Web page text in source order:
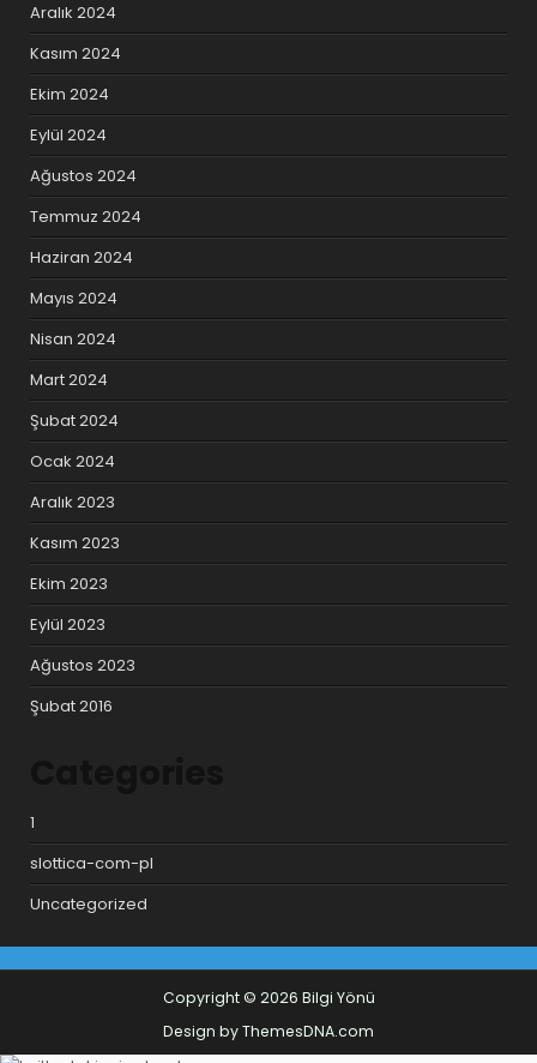
Aralık 2024
Kasım 2024
Ekim 2024
Eylül 2024
Ağustos 2024
Temmuz 2024
Haziran 2024
Mayıs 2024
Nisan 2024
Mart 2024
Şubat 2024
Ocak 2024
Aralık 2023
Kasım 2023
Ekim 2023
Eylül 2023
Ağustos 2023
Şubat 2016
1
slottica-com-pl
Uncategorized
Copyright © 2026 Bilgi Yönü
Design by ThemesDNA.com